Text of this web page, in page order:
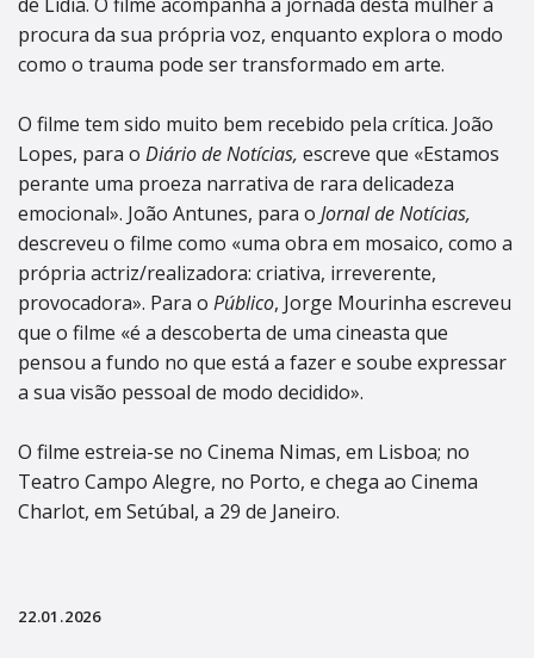
procura da sua própria voz, enquanto explora o modo
como o trauma pode ser transformado em arte.
O filme tem sido muito bem recebido pela crítica. João
Lopes, para o Diário de Notícias, escreve que «Estamos
perante uma proeza narrativa de rara delicadeza
emocional». João Antunes, para o Jornal de Notícias,
descreveu o filme como «uma obra em mosaico, como a
própria actriz/realizadora: criativa, irreverente,
provocadora». Para o Público, Jorge Mourinha escreveu
que o filme «é a descoberta de uma cineasta que
pensou a fundo no que está a fazer e soube expressar
a sua visão pessoal de modo decidido».
O filme estreia-se no Cinema Nimas, em Lisboa; no
Teatro Campo Alegre, no Porto, e chega ao Cinema
Charlot, em Setúbal, a 29 de Janeiro.
22.01.2026